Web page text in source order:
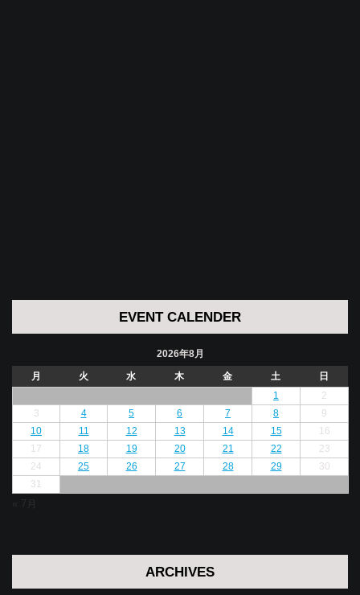
EVENT CALENDER
2026年8月
月
火 水 木 金 土
日
1
2
3
4 5 6 7 8
9
10
11 12 13 14 15
16
17
18 19 20 21 22
23
24
25 26 27 28 29
30
31
« 7月
ARCHIVES